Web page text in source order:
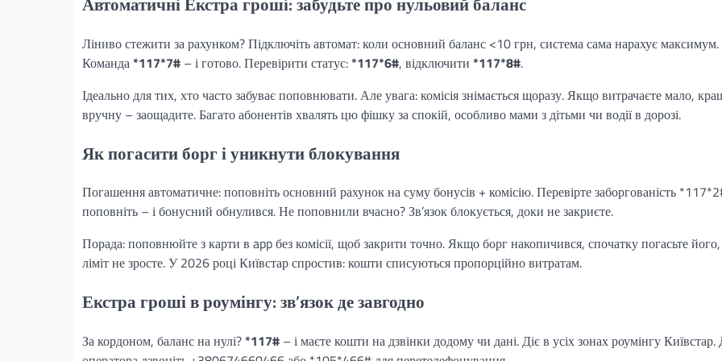
Ліниво стежити за рахунком? Підключіть автомат: коли основний баланс <10 грн, система сама нарахує максимум.
Команда*117*7# – і готово. Перевірити статус:*117*6#, відключити *117*8#.
Ідеально для тих, хто часто забуває поповнювати. Але увага: комісія знімається щоразу. Якщо витрачаєте мало,
вручну – заощадите. Багато абонентів хвалять цю фішку за спокій, особливо мами з дітьми чи водії в дорозі.
Як погасити борг і уникнути блокування
Погашення автоматичне: поповніть основний рахунок на суму бонусів + комісію. Перевірте заборгованість
поповніть – і бонусний обнулився. Не поповнили вчасно? Зв’язок блокується, доки не закриєте.
Порада: поповнюйте з карти в app без комісії, щоб закрити точно. Якщо борг накопичився, спочатку погасьте
ліміт не зросте. У 2026 році Київстар спростив: кошти списуються пропорційно витратам.
Екстра гроші в роумінгу: зв’язок де завгодно
За кордоном, баланс на нулі?*117# – і маєте кошти на дзвінки додому чи дані. Діє в усіх зонах роумінгу Київстар.